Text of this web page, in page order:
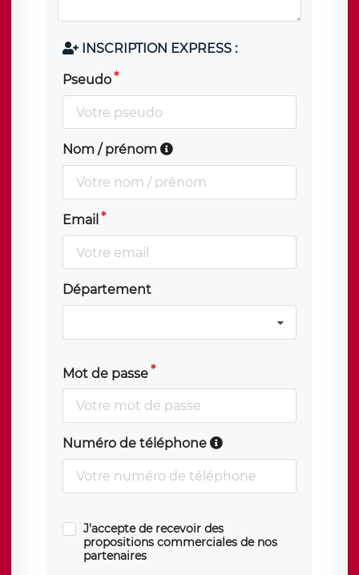
INSCRIPTION EXPRESS :
Pseudo
Nom / prénom
Email
Département
Mot de passe
Numéro de téléphone
J'accepte de recevoir des
propositions commerciales de nos
partenaires